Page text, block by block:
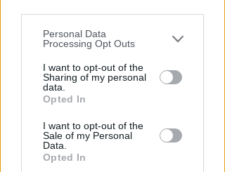
You may separately opt-out of the further
disclosure of your personal information
by third parties on the IAB’s list of
downstream participants.
by us to third parties on the IAB’s List of
Downstream Participants that may
further disclose it to other third parties.
Personal Data
Processing Opt Outs
I want to opt-out of the
Sharing of my personal
data.
Opted In
I want to opt-out of the
Sale of my Personal
Data.
Opted In
diRedazione